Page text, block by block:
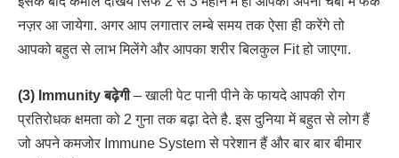
नज़र आ जायेगा. अगर आप लगातार लम्बे समय तक ऐसा ही करेंगे तो
आपको बहुत से लाभ मिलेंगे और आपका शरीर बिलकुल Fit हो जाएगा.
(3) Immunity बढ़ेगी– खाली पेट पानी पीने के फायदे आपकी रोग
प्रतिरोधक क्षमता को 2 गुना तक बढ़ा देते है. इस दुनिया में बहुत से लोग हैं
जो अपने कमजोर Immune System से परेशान हैं और बार बार बीमार